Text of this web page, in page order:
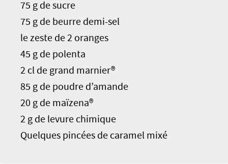
75 g de sucre
75 g de beurre demi-sel
le zeste de 2 oranges
45 g de polenta
2 cl de grand marnier®
85 g de poudre d’amande
20 g de maïzena®
2 g de levure chimique
Quelques pincées de caramel mixé